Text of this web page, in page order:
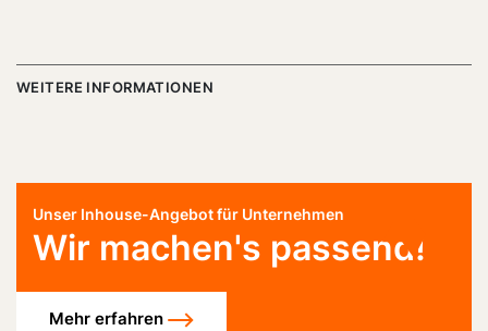
WEITERE INFORMATIONEN
Unser Inhouse-Angebot für Unternehmen
Wir machen's passend!
Mehr erfahren